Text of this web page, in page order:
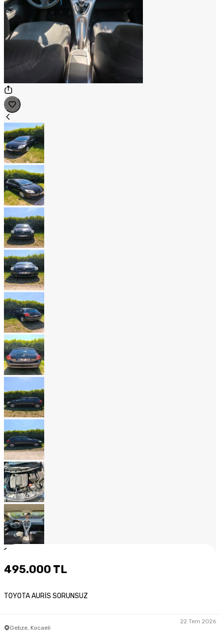
1
495.000 TL
TOYOTA AURİS SORUNSUZ
Gebze, Kocaeli
22 Tem 2026